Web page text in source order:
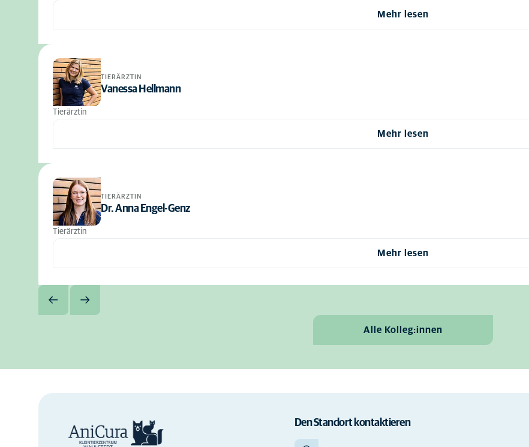
Mehr lesen
TIERÄRZTIN
Vanessa Hellmann
Tierärztin
Mehr lesen
TIERÄRZTIN
Dr. Anna Engel-Genz
Tierärztin
Mehr lesen
Alle Kolleg:innen
Den Standort kontaktieren